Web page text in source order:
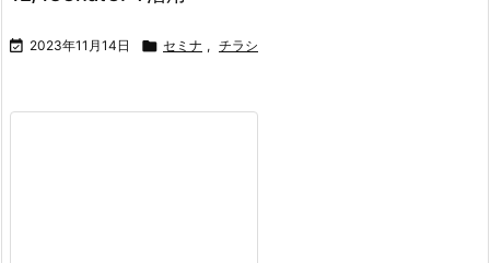
 2023年11月14日  セミナ , チラシ